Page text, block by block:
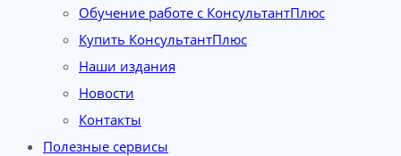
Обучение работе с КонсультантПлюс
Купить КонсультантПлюс
Наши издания
Новости
Контакты
Полезные сервисы